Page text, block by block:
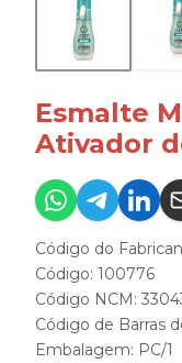
Esmalte
Ativador
Código do
Código: 100776
Código NCM:
Código de Barras
Embalagem: PC/1